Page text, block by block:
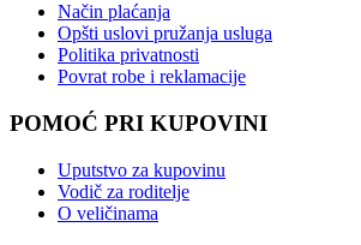
Način plaćanja
Opšti uslovi pružanja usluga
Politika privatnosti
Povrat robe i reklamacije
POMOĆ PRI KUPOVINI
Uputstvo za kupovinu
Vodič za roditelje
O veličinama